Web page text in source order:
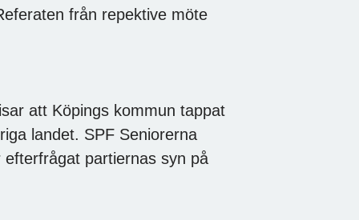
från repektive möte
att Köpings kommun tappat
landet. SPF Seniorerna
partiernas syn på